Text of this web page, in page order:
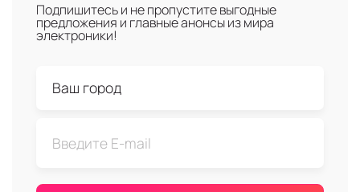
Подпишитесь и не пропустите выгодные
предложения и главные анонсы из мира
электроники!